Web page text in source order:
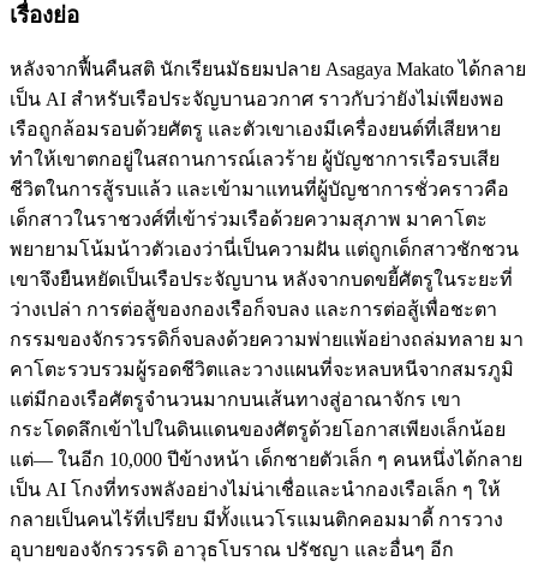
เรื่องย่อ
หลังจากฟื้นคืนสติ นักเรียนมัธยมปลาย Asagaya Makato ได้กลาย
เป็น AI สำหรับเรือประจัญบานอวกาศ ราวกับว่ายังไม่เพียงพอ
เรือถูกล้อมรอบด้วยศัตรู และตัวเขาเองมีเครื่องยนต์ที่เสียหาย
ทำให้เขาตกอยู่ในสถานการณ์เลวร้าย ผู้บัญชาการเรือรบเสีย
ชีวิตในการสู้รบแล้ว และเข้ามาแทนที่ผู้บัญชาการชั่วคราวคือ
เด็กสาวในราชวงศ์ที่เข้าร่วมเรือด้วยความสุภาพ มาคาโตะ
พยายามโน้มน้าวตัวเองว่านี่เป็นความฝัน แต่ถูกเด็กสาวชักชวน
เขาจึงยืนหยัดเป็นเรือประจัญบาน หลังจากบดขยี้ศัตรูในระยะที่
ว่างเปล่า การต่อสู้ของกองเรือก็จบลง และการต่อสู้เพื่อชะตา
กรรมของจักรวรรดิก็จบลงด้วยความพ่ายแพ้อย่างถล่มทลาย มา
คาโตะรวบรวมผู้รอดชีวิตและวางแผนที่จะหลบหนีจากสมรภูมิ
แต่มีกองเรือศัตรูจำนวนมากบนเส้นทางสู่อาณาจักร เขา
กระโดดลึกเข้าไปในดินแดนของศัตรูด้วยโอกาสเพียงเล็กน้อย
แต่— ในอีก 10,000 ปีข้างหน้า เด็กชายตัวเล็ก ๆ คนหนึ่งได้กลาย
เป็น AI โกงที่ทรงพลังอย่างไม่น่าเชื่อและนำกองเรือเล็ก ๆ ให้
กลายเป็นคนไร้ที่เปรียบ มีทั้งแนวโรแมนติกคอมมาดี้ การวาง
อุบายของจักรวรรดิ อาวุธโบราณ ปรัชญา และอื่นๆ อีก